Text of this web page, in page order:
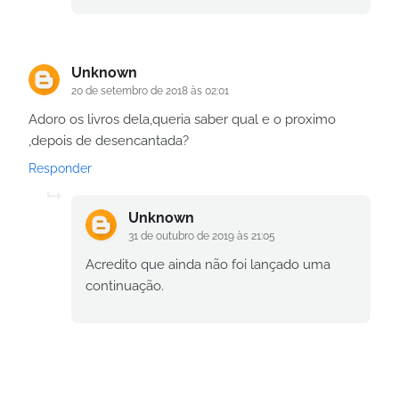
Unknown
20 de setembro de 2018 às 02:01
Adoro os livros dela,queria saber qual e o proximo
,depois de desencantada?
Responder
Unknown
31 de outubro de 2019 às 21:05
Acredito que ainda não foi lançado uma
continuação.